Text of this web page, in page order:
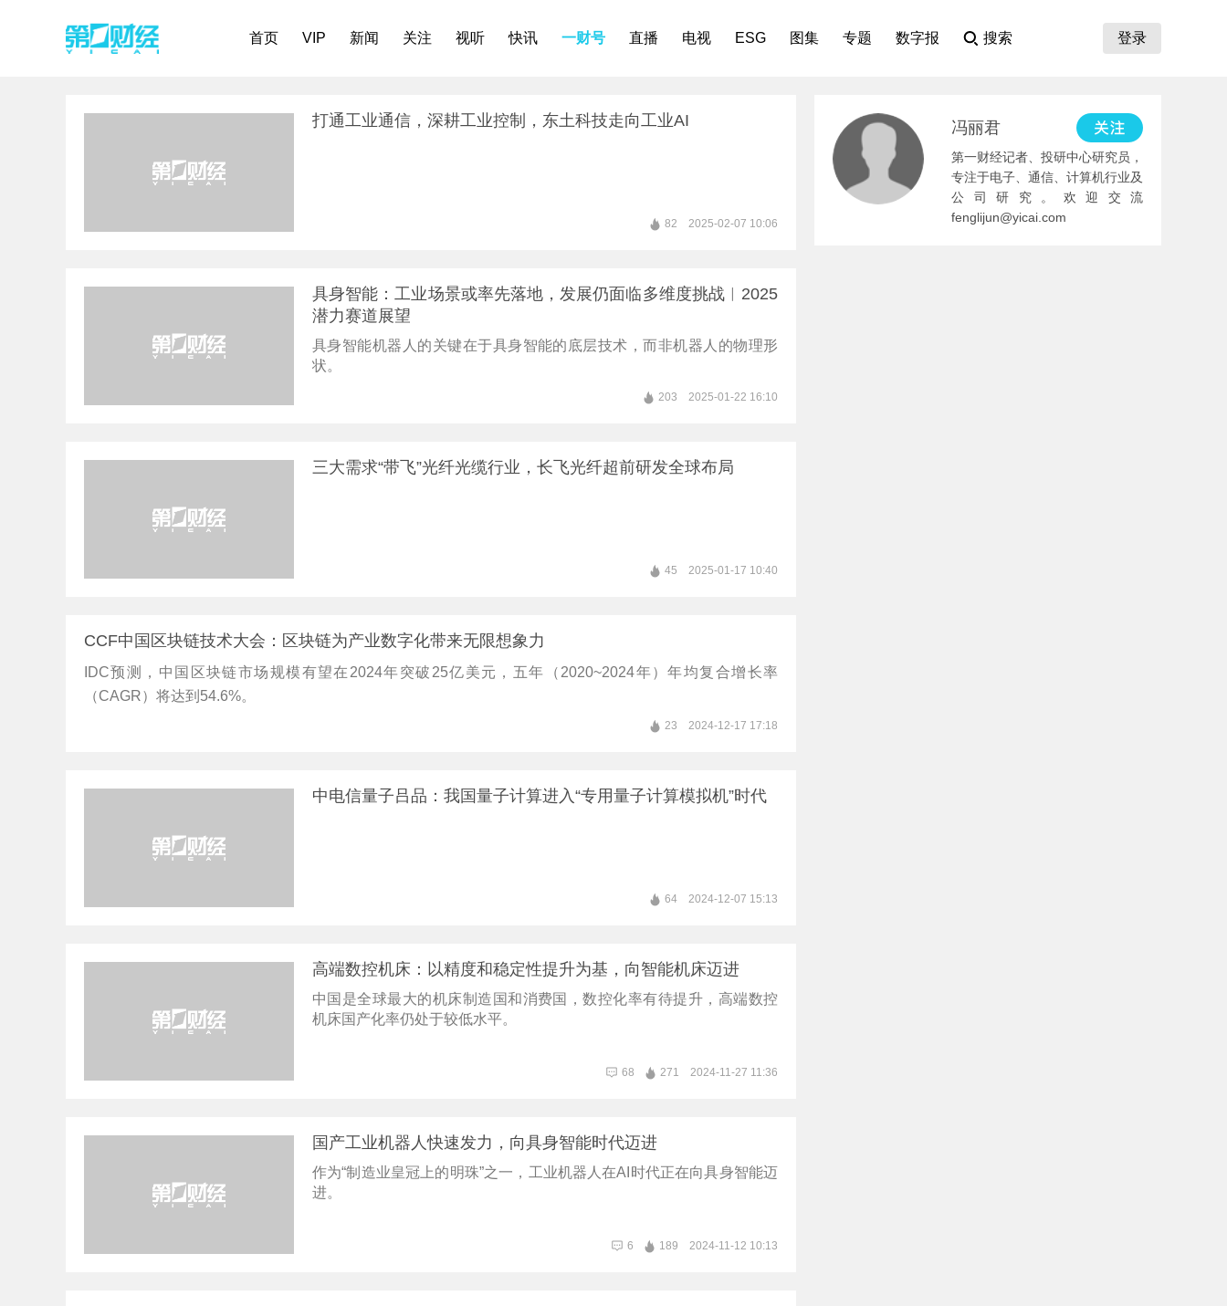
首页 VIP 新闻 关注 视听 快讯 一财号 直播 电视 ESG 图集 专题 数字报 搜索 登录
打通工业通信，深耕工业控制，东土科技走向工业AI
82 2025-02-07 10:06
具身智能：工业场景或率先落地，发展仍面临多维度挑战︱2025
潜力赛道展望
具身智能机器人的关键在于具身智能的底层技术，而非机器人的物理形
状。
203 2025-01-22 16:10
三大需求“带飞”光纤光缆行业，长飞光纤超前研发全球布局
45 2025-01-17 10:40
CCF中国区块链技术大会：区块链为产业数字化带来无限想象力
IDC预测，中国区块链市场规模有望在2024年突破25亿美元，五年（2020~2024年）年均复合增长率
（CAGR）将达到54.6%。
23 2024-12-17 17:18
中电信量子吕品：我国量子计算进入“专用量子计算模拟机”时代
64 2024-12-07 15:13
高端数控机床：以精度和稳定性提升为基，向智能机床迈进
中国是全球最大的机床制造国和消费国，数控化率有待提升，高端数控
机床国产化率仍处于较低水平。
68 271 2024-11-27 11:36
国产工业机器人快速发力，向具身智能时代迈进
作为“制造业皇冠上的明珠”之一，工业机器人在AI时代正在向具身智能迈
进。
6 189 2024-11-12 10:13
冯丽君
第一财经记者、投研中心研究员，
专注于电子、通信、计算机行业及
公司研究。欢迎交流
fenglijun@yicai.com